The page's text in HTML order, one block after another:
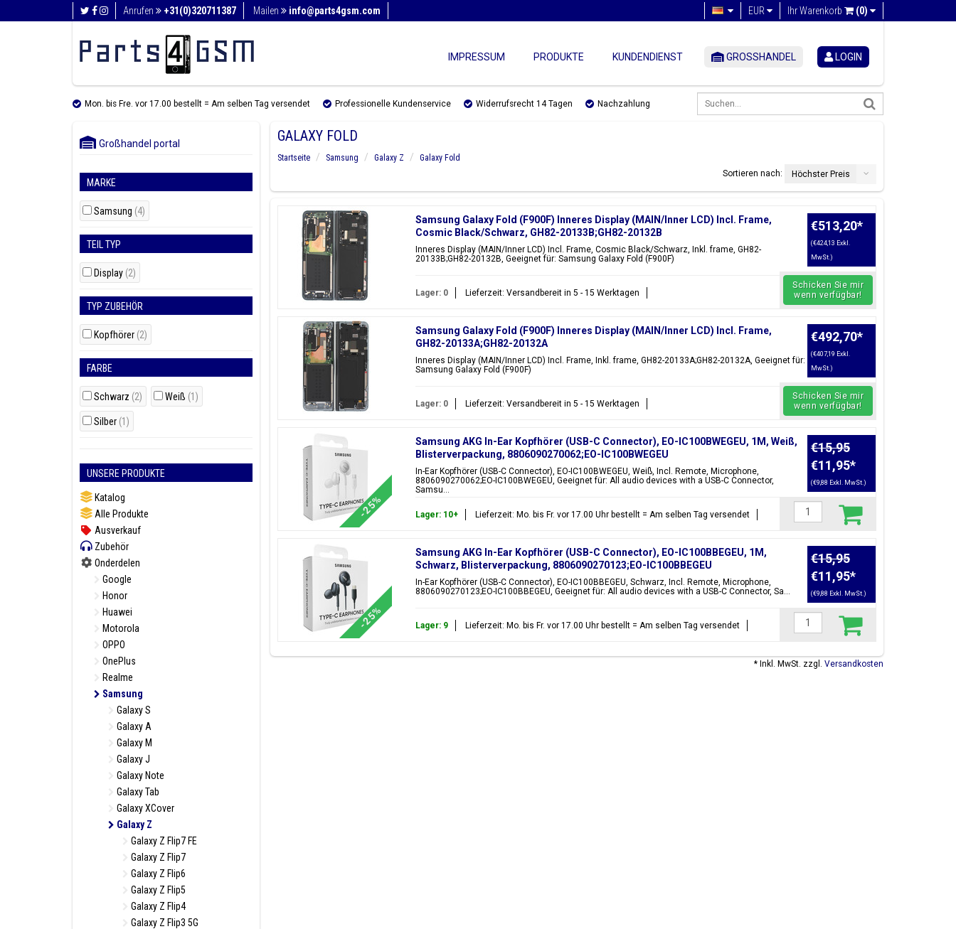
Anrufen +31(0)320711387 Mailen info@parts4gsm.com Ihr Warenkorb (0)
EUR
IMPRESSUM PRODUKTE KUNDENDIENST GROSSHANDEL LOGIN
Mon. bis Fre. vor 17.00 bestellt = Am selben Tag versendet Professionelle Kundenservice Widerrufsrecht 14 Tagen Nachzahlung
Großhandel portal
MARKE
Samsung (4)
TEIL TYP
Display (2)
TYP ZUBEHÖR
Kopfhörer (2)
FARBE
Schwarz (2) Weiß (1)
Silber (1)
UNSERE PRODUKTE
Katalog
Alle Produkte
Ausverkauf
Zubehör
Onderdelen
Google
Honor
Huawei
Motorola
OPPO
OnePlus
Realme
Samsung
Galaxy S
Galaxy A
Galaxy M
Galaxy J
Galaxy Note
Galaxy Tab
Galaxy XCover
Galaxy Z
Galaxy Z Flip7 FE
Galaxy Z Flip7
Galaxy Z Flip6
Galaxy Z Flip5
Galaxy Z Flip4
Galaxy Z Flip3 5G
GALAXY FOLD
Startseite Samsung Galaxy Z
Galaxy Fold
Sortieren nach:
Höchster Preis
Samsung Galaxy Fold (F900F) Inneres Display (MAIN/Inner LCD) Incl. Frame,
Cosmic Black/Schwarz, GH82-20133B;GH82-20132B
Inneres Display (MAIN/Inner LCD) Incl. Frame, Cosmic Black/Schwarz, Inkl. frame, GH82-
20133B;GH82-20132B, Geeignet für: Samsung Galaxy Fold (F900F)
€513,20*
(€424,13 Exkl.
MwSt.)
Lager: 0 Lieferzeit: Versandbereit in 5 - 15 Werktagen
Schicken Sie mir
wenn verfügbar!
Samsung Galaxy Fold (F900F) Inneres Display (MAIN/Inner LCD) Incl. Frame,
GH82-20133A;GH82-20132A
Inneres Display (MAIN/Inner LCD) Incl. Frame, Inkl. frame, GH82-20133A;GH82-20132A, Geeignet für:
Samsung Galaxy Fold (F900F)
€492,70*
(€407,19 Exkl.
MwSt.)
Lager: 0 Lieferzeit: Versandbereit in 5 - 15 Werktagen
Schicken Sie mir
wenn verfügbar!
-25%
Samsung AKG In-Ear Kopfhörer (USB-C Connector), EO-IC100BWEGEU, 1M, Weiß,
Blisterverpackung, 8806090270062;EO-IC100BWEGEU
In-Ear Kopfhörer (USB-C Connector), EO-IC100BWEGEU, Weiß, Incl. Remote, Microphone,
8806090270062;EO-IC100BWEGEU, Geeignet für: All audio devices with a USB-C Connector,
Samsu...
€15,95
€11,95*
(€9,88 Exkl. MwSt.)
Lager: 10+ Lieferzeit: Mo. bis Fr. vor 17.00 Uhr bestellt = Am selben Tag versendet
-25%
Samsung AKG In-Ear Kopfhörer (USB-C Connector), EO-IC100BBEGEU, 1M,
Schwarz, Blisterverpackung, 8806090270123;EO-IC100BBEGEU
In-Ear Kopfhörer (USB-C Connector), EO-IC100BBEGEU, Schwarz, Incl. Remote, Microphone,
8806090270123;EO-IC100BBEGEU, Geeignet für: All audio devices with a USB-C Connector, Sa...
€15,95
€11,95*
(€9,88 Exkl. MwSt.)
Lager: 9 Lieferzeit: Mo. bis Fr. vor 17.00 Uhr bestellt = Am selben Tag versendet
* Inkl. MwSt. zzgl. Versandkosten